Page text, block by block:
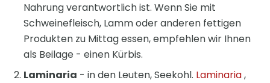
Nahrung verantwortlich ist. Wenn Sie mit
Schweinefleisch, Lamm oder anderen fettigen
Produkten zu Mittag essen, empfehlen wir Ihnen
als Beilage - einen Kürbis.
Laminaria - in den Leuten, Seekohl. Laminaria,